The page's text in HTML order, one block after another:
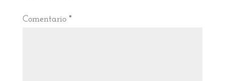
Comentario *